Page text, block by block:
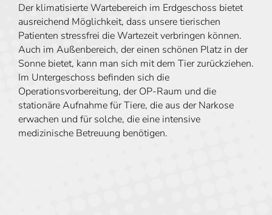
Der klimatisierte Wartebereich im Erdgeschoss bietet
ausreichend Möglichkeit, dass unsere tierischen
Patienten stressfrei die Wartezeit verbringen können.
Auch im Außenbereich, der einen schönen Platz in der
Sonne bietet, kann man sich mit dem Tier zurückziehen.
Im Untergeschoss befinden sich die
Operationsvorbereitung, der OP-Raum und die
stationäre Aufnahme für Tiere, die aus der Narkose
erwachen und für solche, die eine intensive
medizinische Betreuung benötigen.